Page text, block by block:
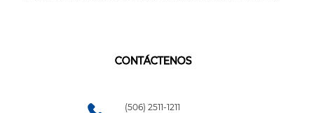
CONTÁCTENOS
(506) 2511-1211